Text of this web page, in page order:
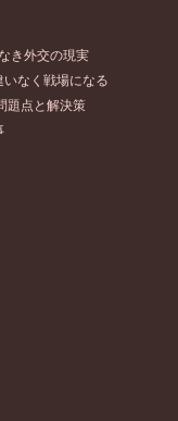
き外交の現実
なく戦場になる
題点と解決策